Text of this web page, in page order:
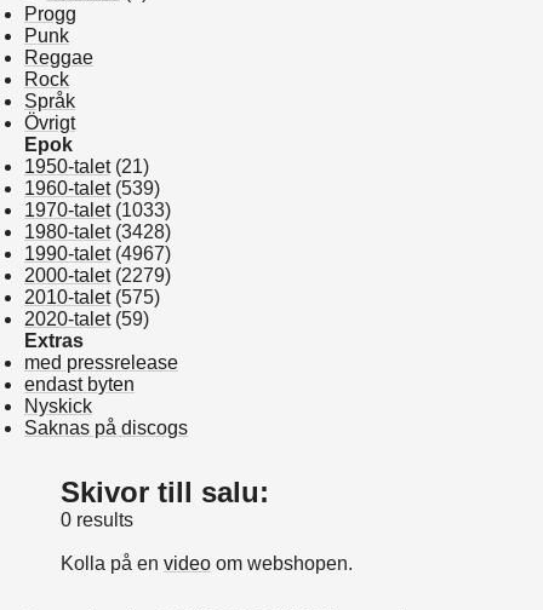
Progg
Punk
Reggae
Rock
Språk
Övrigt
Epok
1950-talet(21)
1960-talet(539)
1970-talet(1033)
1980-talet(3428)
1990-talet(4967)
2000-talet(2279)
2010-talet(575)
2020-talet(59)
Extras
med pressrelease
endast byten
Nyskick
Saknas på discogs
Skivor till salu:
0 results
Kolla på en video om webshopen.